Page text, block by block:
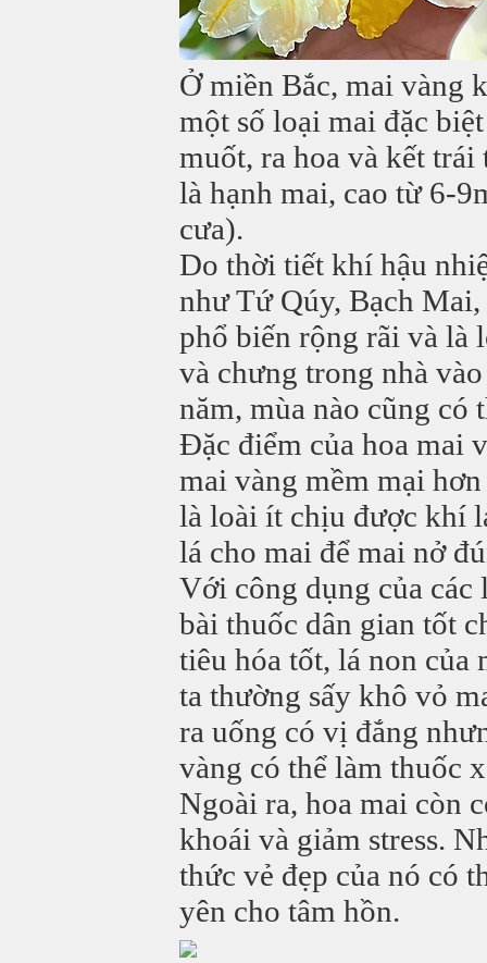
Ở miền Bắc, mai vàng
một số loại mai đặc
muốt, ra hoa và kết
là hạnh mai, cao từ 6-
cưa).
Do thời tiết khí hậu
như Tứ Qúy, Bạch
phổ biến rộng rãi và là
và chưng trong nhà
năm, mùa nào cũng có
Đặc điểm của hoa mai
mai vàng mềm mại
là loài ít chịu được khí
lá cho mai để mai nở
Với công dụng của các
bài thuốc dân gian tốt
tiêu hóa tốt, lá non của
ta thường sấy khô vỏ
ra uống có vị đắng
vàng có thể làm thuốc
Ngoài ra, hoa mai còn
khoái và giảm stress.
thức vẻ đẹp của nó có
yên cho tâm hồn.